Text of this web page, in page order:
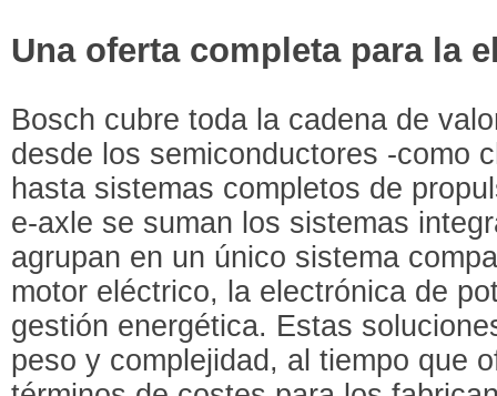
Una oferta completa para la
Bosch cubre toda la cadena de
desde los semiconductores -como
hasta sistemas completos de
e-axle se suman los sistemas
agrupan en un único sistema
motor eléctrico, la electrónica de
gestión energética. Estas
peso y complejidad, al tiempo que